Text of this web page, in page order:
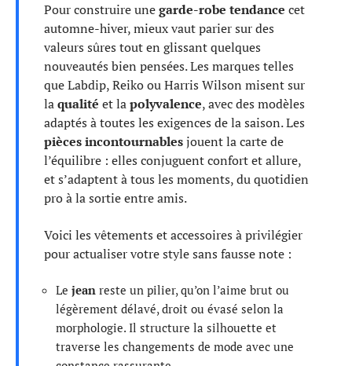
Pour construire unegarde-robe tendance cet
automne-hiver, mieux vaut parier sur des
valeurs sûres tout en glissant quelques
nouveautés bien pensées. Les marques telles
que Labdip, Reiko ou Harris Wilson misent sur
laqualité et lapolyvalence, avec des modèles
adaptés à toutes les exigences de la saison. Les
pièces incontournablesjouent la carte de
l’équilibre : elles conjuguent confort et allure,
et s’adaptent à tous les moments, du quotidien
pro à la sortie entre amis.
Voici les vêtements et accessoires à privilégier
pour actualiser votre style sans fausse note :
Le jean reste un pilier, qu’on l’aime brut ou
légèrement délavé, droit ou évasé selon la
morphologie. Il structure la silhouette et
traverse les changements de mode avec une